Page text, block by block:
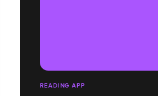
READING APP